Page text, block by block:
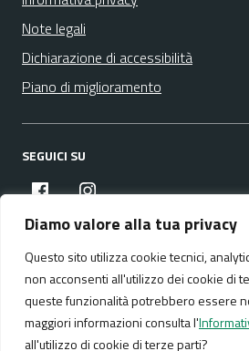
Diamo valore alla tua privacy
Questo sito utilizza cookie tecnici,
non acconsenti all'utilizzo dei cookie di
queste funzionalità potrebbero essere
maggiori informazioni consulta l'
all'utilizzo di cookie di terze parti?
Note legali
Dichiarazione di accessibilità
Piano di miglioramento
SEGUICI SU
facebookinstagram
Media policy Mappa del